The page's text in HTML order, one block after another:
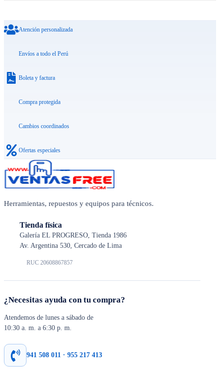
Atención personalizada
Envíos a todo el Perú
Boleta y factura
Compra protegida
Cambios coordinados
Ofertas especiales
Herramientas, repuestos y equipos para técnicos.
Tienda física
Galería EL PROGRESO, Tienda 1986
Av. Argentina 530, Cercado de Lima
RUC 20608867857
¿Necesitas ayuda con tu compra?
Atendemos de lunes a sábado de
10:30 a. m. a 6:30 p. m.
941 508 011 · 955 217 413